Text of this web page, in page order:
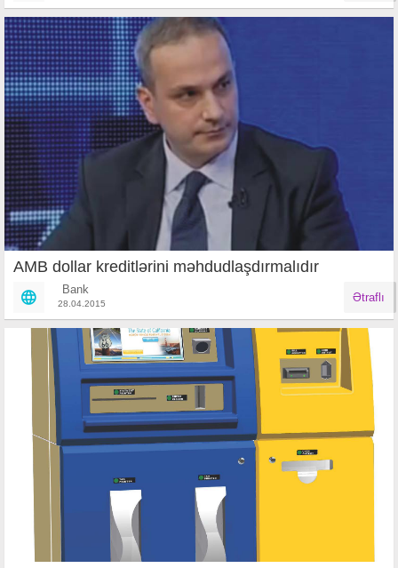
AMB dollar kreditlərini məhdudlaşdırmalıdır
Bank
28.04.2015 Ətraflı